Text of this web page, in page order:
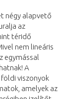
négy alapvető
az
téridő
nem lineáris
egymással
A
viszonyok
amelyek az